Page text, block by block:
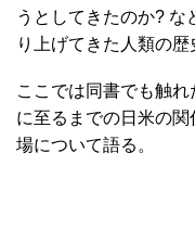
うとしてきたのか?
り上げてきた人類の歴
ここでは同書でも触
に至るまでの日米の
場について語る。